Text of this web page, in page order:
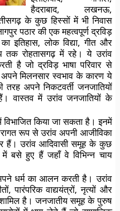
हैदराबाद, लखनऊ,
के कुछ हिस्सों में भी निवास
पठार की एक महत्वपूर्ण द्रविड़
इतिहास, लोक विद्या, गीत और
रोहतासगढ़ में रहे। ये उरांव
है जो द्रविड़ भाषा परिवार से
मिलनसार स्वभाव के कारण ये
तरह अपने निकटवर्ती जनजातियों
वास्तव में उरांव जनजातियों के
किया जा सकता है। इनमें
रूप से उरांव अपनी आजीविका
हैं। उरांव आदिवासी समूह के कुछ
बसे हुए हैं जहाँ वे विभिन्न चाय
धर्म का आलन करती है। उरांव
पारंपरिक वाद्ययंत्रों, नृत्यों और
है। जनजातीय समूह के पुरुष